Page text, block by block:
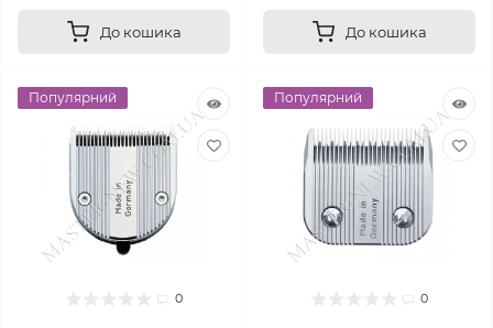
До кошика До кошика
Популярний
0
Популярний
0